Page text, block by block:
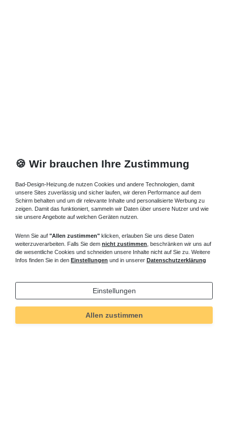
Heizkörper mit Spiegeloder Wunschbild
auf Glas
Paneelheizkörper als Heizwand mit Spiegel können Sie auch mit
LED Beleuchtung erhalten. Möchten Sie ein eigenes Bild auf dem
Heizkörper ? Auch das ist möglich, Auf der vorgesetzten
Palette auswählen oder Sie schicken uns ein eigenes Foto, Ihr
Bildmotiv schafft eine persönliche Note im Wohnbereich. Das LED
Licht strahlt die Glasfront mit dem Foto von hinten an, Design und
Heizkörper mit Spiegel? Rufen Sie an, wir beraten Sie
gern.
🍪 Wir brauchen Ihre Zustimmung
Bad-Design-Heizung.de nutzen Cookies und andere Technologien, damit
unsere Sites zuverlässig und sicher laufen, wir deren Performance auf dem
Schirm behalten und um dir relevante Inhalte und personalisierte Werbung zu
zeigen. Damit das funktioniert, sammeln wir Daten über unsere Nutzer und wie
sie unsere Angebote auf welchen Geräten nutzen.
Wenn Sie auf "Allen zustimmen" klicken, erlauben Sie uns diese Daten
weiterzuverarbeiten. Falls Sie dem nicht zustimmen , beschränken wir uns auf
die wesentliche Cookies und schneiden unsere Inhalte nicht auf Sie zu. Weitere
Infos finden Sie in den Einstellungen und in unserer Datenschutzerklärung
Einstellungen
Allen zustimmen